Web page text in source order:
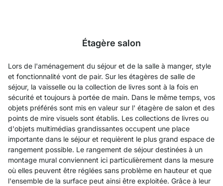
Étagère salon
Lors de l'aménagement du séjour et de la salle à manger, style
et fonctionnalité vont de pair. Sur les étagères de salle de
séjour, la vaisselle ou la collection de livres sont à la fois en
sécurité et toujours à portée de main. Dans le même temps, vos
objets préférés sont mis en valeur sur l' étagère de salon et des
points de mire visuels sont établis. Les collections de livres ou
d'objets multimédias grandissantes occupent une place
importante dans le séjour et requièrent le plus grand espace de
rangement possible. Le rangement de séjour destinées à un
montage mural conviennent ici particulièrement dans la mesure
où elles peuvent être réglées sans problème en hauteur et que
l'ensemble de la surface peut ainsi être exploitée. Grâce à leur